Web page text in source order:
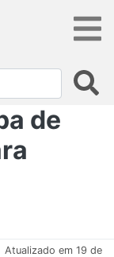
de
Atualizado em 19 de